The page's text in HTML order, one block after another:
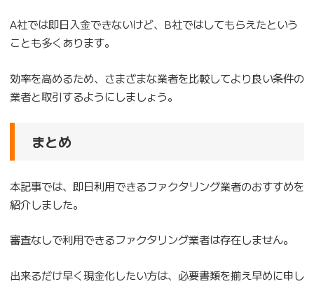
A社では即日入金できないけど、B社ではしてもらえたという
ことも多くあります。
効率を高めるため、さまざまな業者を比較してより良い条件の
業者と取引するようにしましょう。
まとめ
本記事では、即日利用できるファクタリング業者のおすすめを
紹介しました。
審査なしで利用できるファクタリング業者は存在しません。
出来るだけ早く現金化したい方は、必要書類を揃え早めに申し